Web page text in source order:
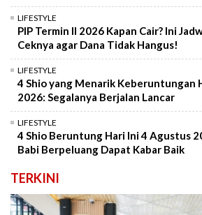
LIFESTYLE
PIP Termin II 2026 Kapan Cair? Ini
Ceknya agar Dana Tidak Hangus!
LIFESTYLE
4 Shio yang Menarik Keberuntungan
2026: Segalanya Berjalan Lancar
LIFESTYLE
4 Shio Beruntung Hari Ini 4 Agustus
Babi Berpeluang Dapat Kabar Baik
TERKINI